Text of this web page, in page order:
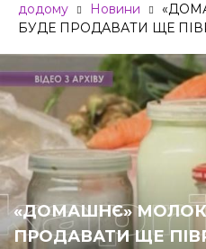
додому Новини
БУДЕ ПРОДАВАТИ ЩЕ
«ДОМАШНЄ»
ПРОДАВАТИ ЩЕ